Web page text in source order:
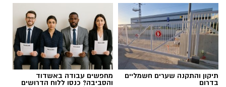
תיקון והתקנה שערים חשמליים
בדרום
מחפשים עבודה באשדוד
והסביבה? כנסו ללוח הדרושים